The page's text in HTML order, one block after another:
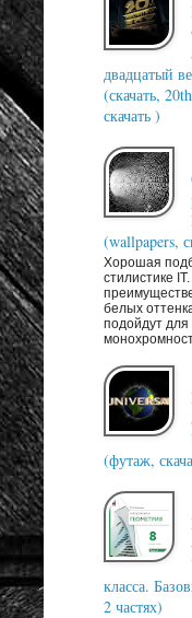
двадцатый
(скачать,
скачать )
(wallpapers,
Хорошая
стилистике
белых
подойдут
(футаж,
класса.
2 частях)